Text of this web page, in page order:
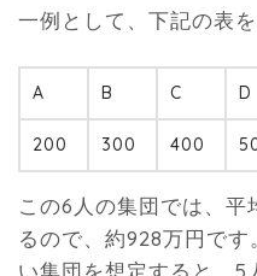
一例として、下記の表
A B C D
200 300 400
この6人の集団では、
るので、約928万円で